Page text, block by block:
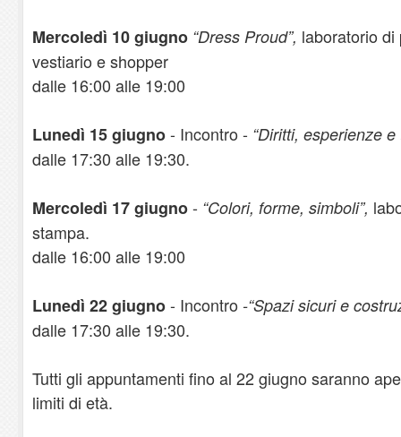
Mercoledì 10 giugno “Dress Proud”, laboratorio
vestiario e shopper
dalle 16:00 alle 19:00
Lunedì 15 giugno- Incontro - “Diritti, esperienze e
dalle 17:30 alle 19:30.
Mercoledì 17 giugno- “Colori, forme, simboli”,
stampa.
dalle 16:00 alle 19:00
Lunedì 22 giugno- Incontro -“Spazi sicuri e
dalle 17:30 alle 19:30.
Tutti gli appuntamenti fino al 22 giugno saranno
limiti di età.